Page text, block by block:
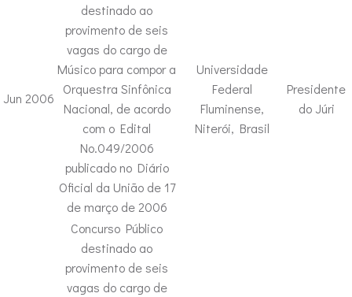
Jun 2006
destinado ao
provimento de seis
vagas do cargo de
Músico para compor a
Orquestra Sinfônica
Nacional, de acordo
com o Edital
No.049/2006
publicado no Diário
Oficial da União de 17
de março de 2006
Universidade
Federal
Fluminense,
Niterói, Brasil
Presidente
do Júri
Concurso Público
destinado ao
provimento de seis
vagas do cargo de